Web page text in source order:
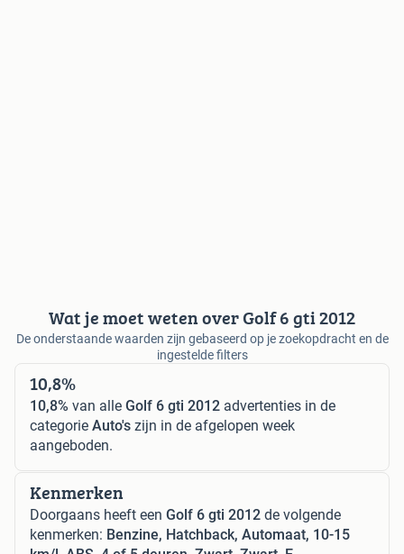
Wat je moet weten over Golf 6 gti 2012
De onderstaande waarden zijn gebaseerd op je zoekopdracht en de
ingestelde filters
10,8%
10,8% van alle Golf 6 gti 2012 advertenties in de
categorie Auto's zijn in de afgelopen week
aangeboden.
Kenmerken
Doorgaans heeft een Golf 6 gti 2012 de volgende
kenmerken: Benzine, Hatchback, Automaat, 10-15